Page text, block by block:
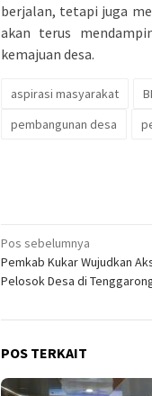
berjalan, tetapi juga
akan terus
kemajuan desa.
aspirasi masyarakat
pembangunan desa
Navigasi
pos
Pos sebelumnya
Pemkab Kukar Wujudkan
Pelosok Desa di
POS TERKAIT